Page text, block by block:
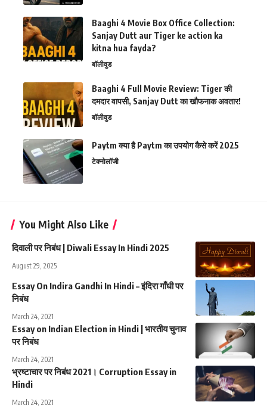
Baaghi 4 Movie Box Office Collection:
Sanjay Dutt aur Tiger ke action ka
kitna hua fayda?
बॉलीवुड
Baaghi 4 Full Movie Review: Tiger की
दमदार वापसी, Sanjay Dutt का खौफनाक अवतार!
बॉलीवुड
Paytm क्या है Paytm का उपयोग कैसे करें 2025
टेक्नोलॉजी
You Might Also Like
दिवाली पर निबंध | Diwali Essay In Hindi 2025
August 29, 2025
Essay On Indira Gandhi In Hindi – इंदिरा गाँधी पर
निबंध
March 24, 2021
Essay on Indian Election in Hindi | भारतीय चुनाव
पर निबंध
March 24, 2021
भ्रष्टाचार पर निबंध 2021। Corruption Essay in
Hindi
March 24, 2021